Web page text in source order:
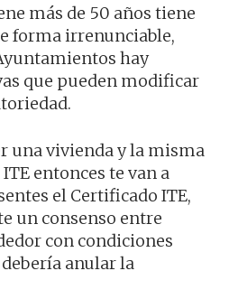
más de 50 años tiene
forma irrenunciable,
hay
que pueden modificar
una vivienda y la misma
entonces te van a
el Certificado ITE,
un consenso entre
con condiciones
anular la